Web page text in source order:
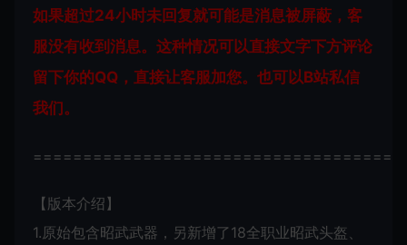
如果超过24小时未回复就可能是消息被屏蔽，客
服没有收到消息。这种情况可以直接文字下方评论
留下你的QQ，直接让客服加您。也可以B站私信
我们。
【版本介绍】
1.原始包含昭武武器，另新增了18全职业昭武头盔、